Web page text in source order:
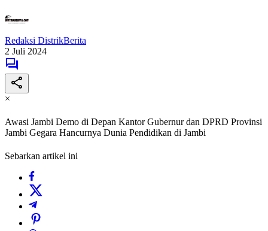
Redaksi DistrikBerita
2 Juli 2024
×
Awasi Jambi Demo di Depan Kantor Gubernur dan DPRD Provinsi
Jambi Gegara Hancurnya Dunia Pendidikan di Jambi
Sebarkan artikel ini